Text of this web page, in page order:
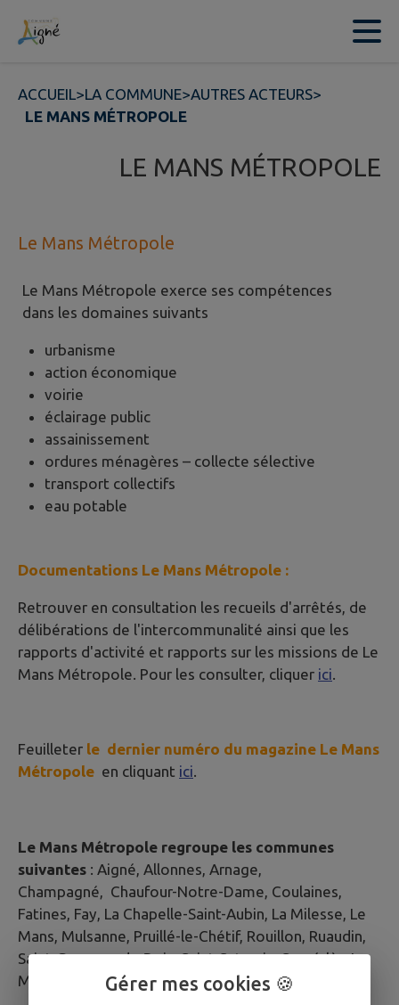
Contenu
ACCUEIL>LA COMMUNE>AUTRES ACTEURS>
LE MANS MÉTROPOLE
LE MANS MÉTROPOLE
Le Mans Métropole
Le Mans Métropole exerce ses compétences
dans les domaines suivants
urbanisme
action économique
voirie
éclairage public
assainissement
ordures ménagères – collecte sélective
transport collectifs
eau potable
Documentations Le Mans Métropole :
Retrouver en consultation les recueils d'arrêtés, de
délibérations de l'intercommunalité ainsi que les
rapports d'activité et rapports sur les missions de Le
Mans Métropole. Pour les consulter, cliquer ici.
Feuilleter le dernier numéro du magazine Le Mans
Métropole en cliquant ici.
Le Mans Métropole regroupe les communes
suivantes : Aigné, Allonnes, Arnage,
Champagné, Chaufour-Notre-Dame, Coulaines,
Fatines, Fay, La Chapelle-Saint-Aubin, La Milesse, Le
Mans, Mulsanne, Pruillé-le-Chétif, Rouillon, Ruaudin,
Saint-Georges-du-Bois, Saint-Saturnin, Sargé-lès-Le
Mans, Trangé et Yvré-l'Évêque.
Gérer mes cookies 🍪